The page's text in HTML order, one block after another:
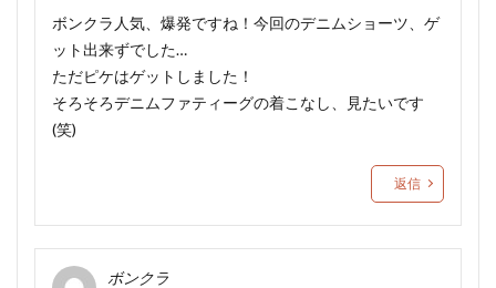
ボンクラ人気、爆発ですね！今回のデニムショーツ、ゲ
ット出来ずでした…
ただピケはゲットしました！
そろそろデニムファティーグの着こなし、見たいです
(笑)
返信
ボンクラ